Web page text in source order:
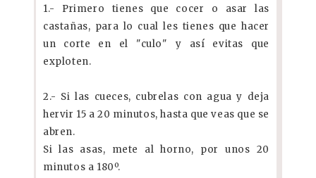
1.- Primero tienes que cocer o asar las
castañas, para lo cual les tienes que hacer
un corte en el "culo" y así evitas que
exploten.
2.- Si las cueces, cubrelas con agua y deja
hervir 15 a 20 minutos, hasta que veas que se
abren.
Si las asas, mete al horno, por unos 20
minutos a 180º.